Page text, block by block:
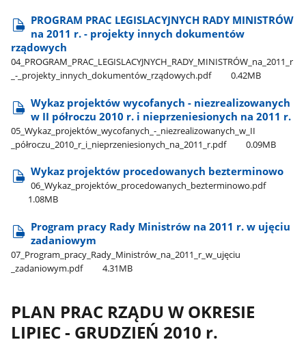
PROGRAM PRAC LEGISLACYJNYCH RADY MINISTRÓW
na 2011 r. - projekty innych dokumentów
rządowych
04​_PROGRAM​_PRAC​_LEGISLACYJNYCH​_RADY​_MINISTRÓW​_na​_2011​_r​
_-​_projekty​_innych​_dokumentów​_rządowych.pdf
0.42MB
Wykaz projektów wycofanych - niezrealizowanych
w II półroczu 2010 r. i nieprzeniesionych na 2011 r.
05​_Wykaz​_projektów​_wycofanych​_-​_niezrealizowanych​_w​_II​
_półroczu​_2010​_r​_i​_nieprzeniesionych​_na​_2011​_r.pdf
0.09MB
Wykaz projektów procedowanych bezterminowo
06​_Wykaz​_projektów​_procedowanych​_bezterminowo.pdf
1.08MB
Program pracy Rady Ministrów na 2011 r. w ujęciu
zadaniowym
07​_Program​_pracy​_Rady​_Ministrów​_na​_2011​_r​_w​_ujęciu​
_zadaniowym.pdf
4.31MB
PLAN PRAC RZĄDU W OKRESIE
LIPIEC - GRUDZIEŃ 2010 r.